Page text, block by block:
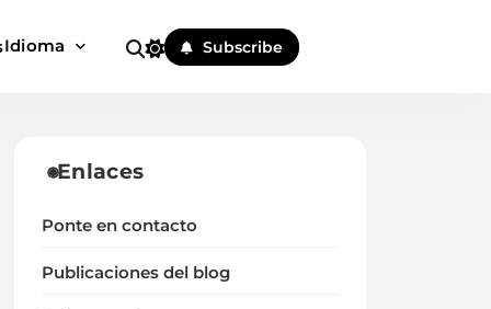
Idioma Subscribe
Enlaces
Ponte en contacto
Publicaciones del blog